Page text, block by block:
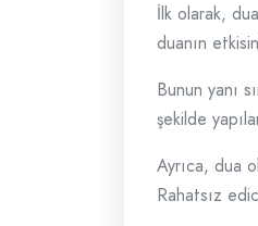
İlk olarak,
duanın
Bunun yanı
şekilde
Ayrıca, dua
Rahatsız